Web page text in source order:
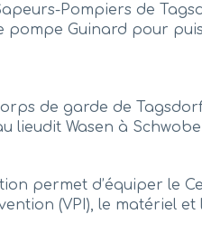
Pompiers de
pompe Guinard pour
de garde de
lieudit Wasen à
permet d’équiper le
(VPI), le matériel et